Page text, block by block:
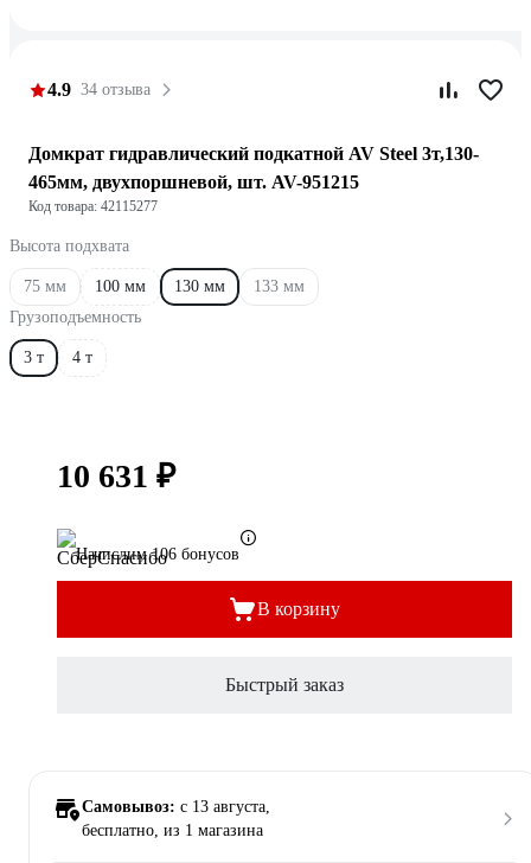
4.9 34 отзыва
Домкрат гидравлический подкатной AV Steel 3т,130-
465мм, двухпоршневой, шт. AV-951215
Код товара: 42115277
Высота подхвата
75 мм 100 мм 130 мм
133 мм
Грузоподъемность
3 т 4 т
10 631 ₽
Начислим 106 бонусов
В корзину
Быстрый заказ
Самовывоз: c 13 августа,
бесплатно, из 1 магазина